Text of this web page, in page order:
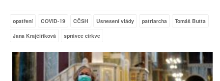
opatření COVID-19 CČSH Usnesení vlády patriarcha
Tomáš Butta
Jana Krajčiříková
správce církve